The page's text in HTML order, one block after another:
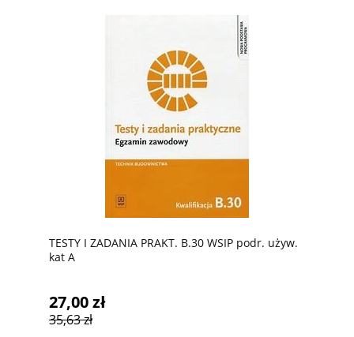
TESTY I ZADANIA PRAKT. B.30 WSIP podr. używ.
kat A
27,00 zł
35,63 zł